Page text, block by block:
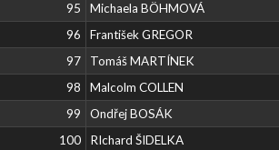
95
Michaela BÖHMOVÁ
96
František GREGOR
97
Tomáš MARTÍNEK
98
Malcolm COLLEN
99
Ondřej BOSÁK
100
RIchard ŠIDELKA